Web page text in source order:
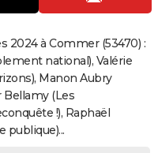
2024 à Commer (53470) :
national), Valérie
Manon Aubry
Bellamy (Les
!), Raphaël
publique)...